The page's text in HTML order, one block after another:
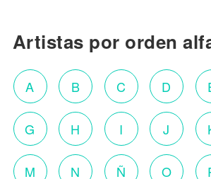
Artistas por orden
A B C D
G H I J
M N Ñ O